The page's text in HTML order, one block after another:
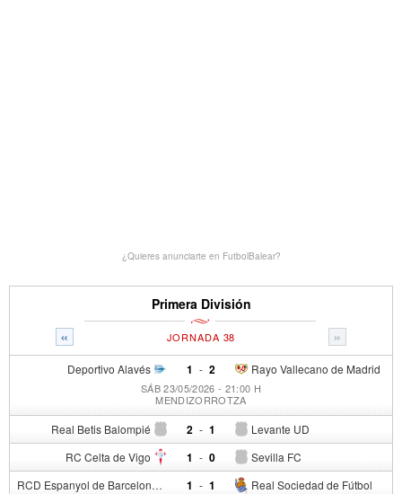
¿Quieres anunciarte en FutbolBalear?
Primera División
« »
JORNADA 38
Deportivo Alavés 1 - Rayo Vallecano de Madrid
2
SÁB 23/05/2026 - 21:00 H
MENDIZORROTZA
Real Betis Balompié 2 - Levante UD
1
RC Celta de Vigo 1 - Sevilla FC
0
RCD Espanyol de Barcelona 1 - Real Sociedad de Fútbol
1